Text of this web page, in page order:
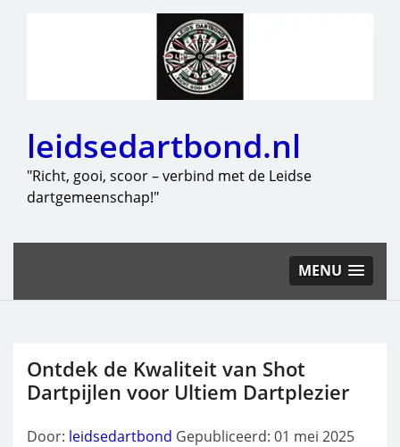
leidsedartbond.nl
"Richt, gooi, scoor – verbind met de Leidse
dartgemeenschap!"
MENU
Ontdek de Kwaliteit van Shot
Dartpijlen voor Ultiem Dartplezier
Door: leidsedartbond Gepubliceerd: 01 mei 2025